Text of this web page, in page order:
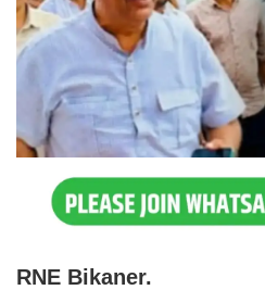
RNE Bikaner.